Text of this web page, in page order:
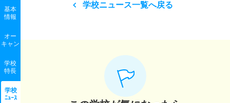
基本
情報
オー
キャン
学校
特長
学校
ﾆｭｰｽ
学校ニュース一覧へ戻る